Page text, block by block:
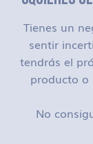
Tienes un
sentir
tendrás el
producto o
No